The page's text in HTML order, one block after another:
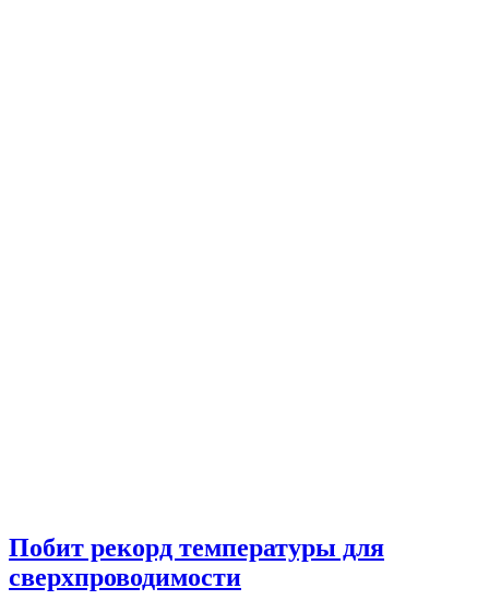
Побит рекорд температуры для
сверхпроводимости